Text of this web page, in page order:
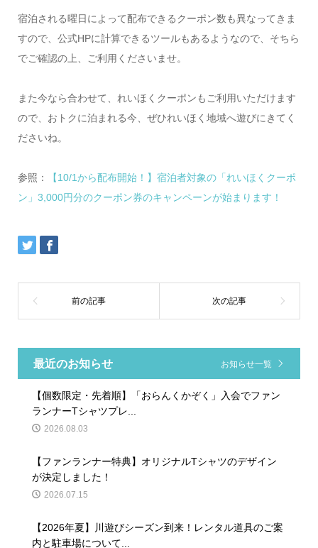
宿泊される曜日によって配布できるクーポン数も異なってきま
すので、公式HPに計算できるツールもあるようなので、そちら
でご確認の上、ご利用くださいませ。
また今なら合わせて、れいほくクーポンもご利用いただけます
ので、おトクに泊まれる今、ぜひれいほく地域へ遊びにきてく
ださいね。
参照：
【10/1から配布開始！】宿泊者対象の「れいほくクーポ
ン」3,000円分のクーポン券のキャンペーンが始まります！
最近のお知らせ お知らせ一覧
【個数限定・先着順】「おらんくかぞく」入会でファン
ランナーTシャツプレ...
2026.08.03
【ファンランナー特典】オリジナルTシャツのデザイン
が決定しました！
2026.07.15
【2026年夏】川遊びシーズン到来！レンタル道具のご案
内と駐車場について...